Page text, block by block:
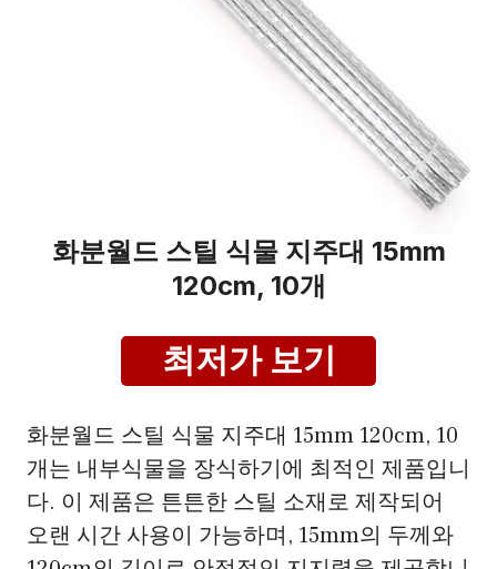
화분월드 스틸 식물 지주대 15mm
120cm, 10개
최저가 보기
화분월드 스틸 식물 지주대 15mm 120cm, 10
개는 내부식물을 장식하기에 최적인 제품입니
다. 이 제품은 튼튼한 스틸 소재로 제작되어
오랜 시간 사용이 가능하며, 15mm의 두께와